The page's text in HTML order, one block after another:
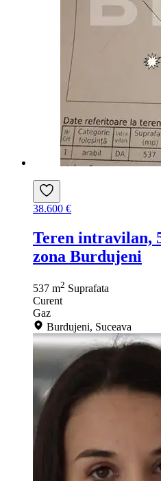
38.600 €
Teren intravilan,
zona Burdujeni
537 m2 Suprafata
Curent
Gaz
Burdujeni, Suceava